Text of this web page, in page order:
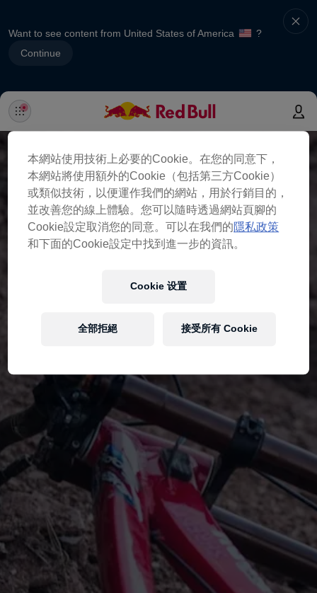
Want to see content from United States of America
?
Continue
本網站使用技術上必要的Cookie。在您的同意下，
本網站將使用額外的Cookie（包括第三方Cookie）
或類似技術，以便運作我們的網站，用於行銷目的，
並改善您的線上體驗。您可以隨時透過網站頁腳的
Cookie設定取消您的同意。可以在我們的隱私政策
和下面的Cookie設定中找到進一步的資訊。
Cookie 设置
全部拒絕 接受所有 Cookie